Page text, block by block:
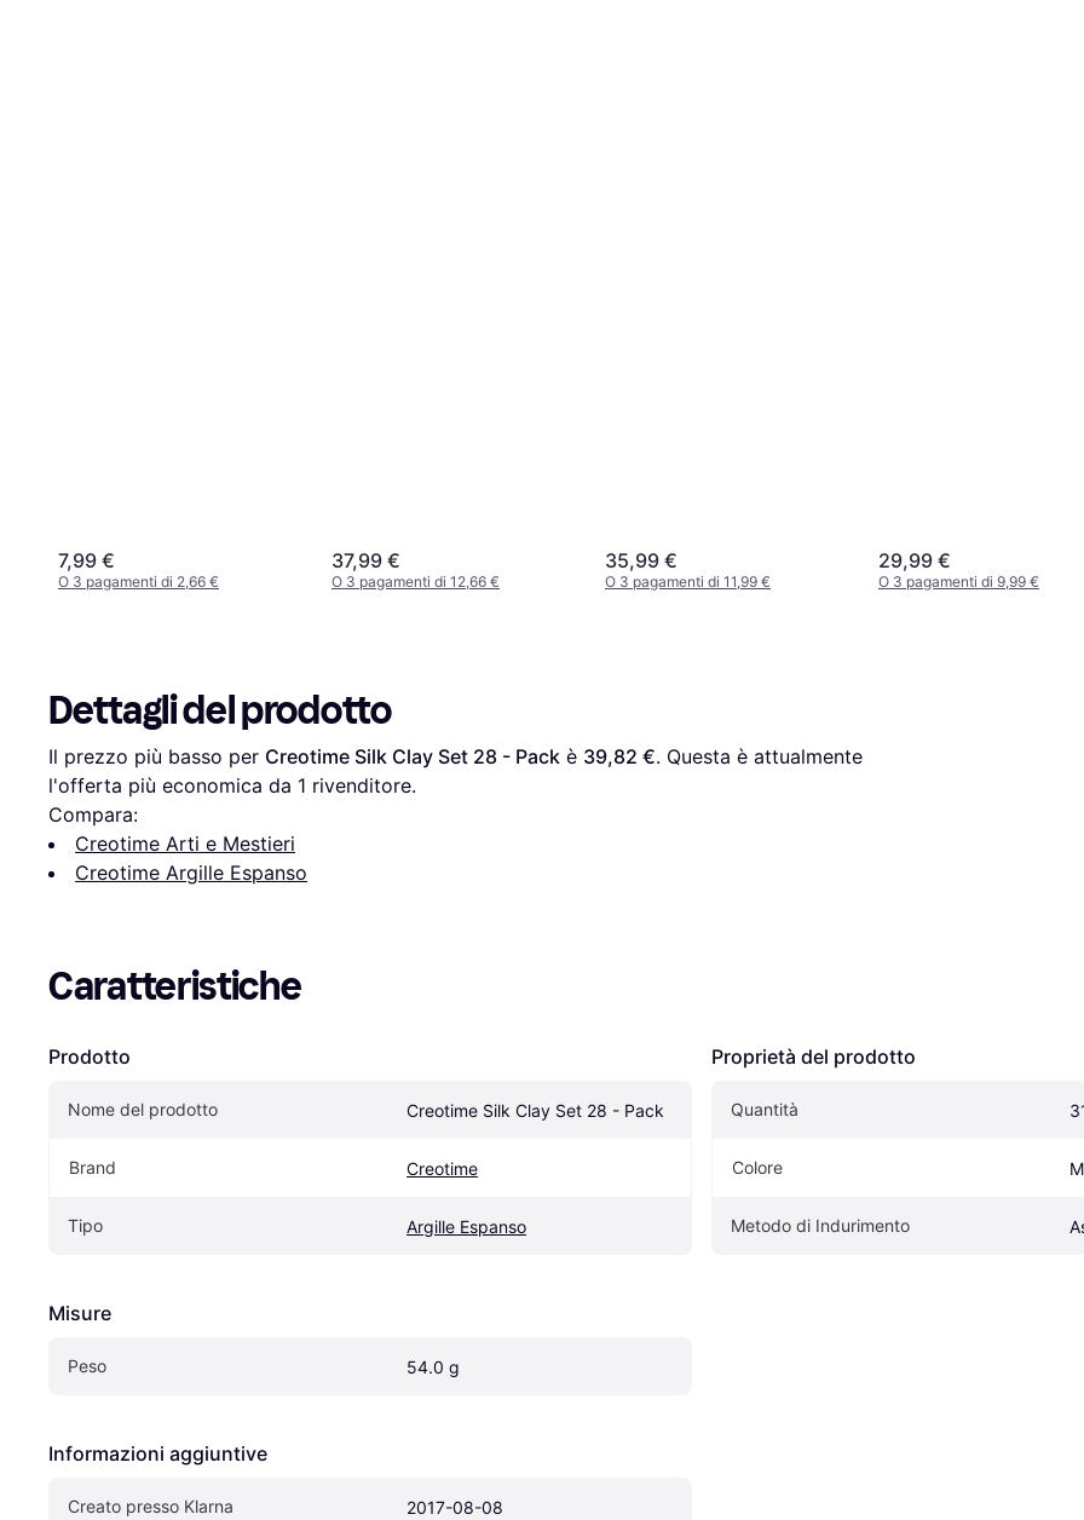
7,99 €
O 3 pagamenti di 2,66 €
37,99 €
O 3 pagamenti di 12,66 €
35,99 €
O 3 pagamenti di 11,99 €
29,99 €
O 3 pagamenti di 9,99 €
Dettagli del prodotto
Il prezzo più basso per Creotime Silk Clay Set 28 - Pack è 39,82 €. Questa è attualmente
l'offerta più economica da 1 rivenditore.
Compara:
Creotime Arti e Mestieri
Creotime Argille Espanso
Caratteristiche
Prodotto
Nome del prodotto Creotime Silk Clay Set 28 - Pack
Brand Creotime
Tipo Argille Espanso
Misure
Peso 54.0 g
Informazioni aggiuntive
Creato presso Klarna 2017-08-08
Proprietà del prodotto
Quantità
Colore
Metodo di Indurimento